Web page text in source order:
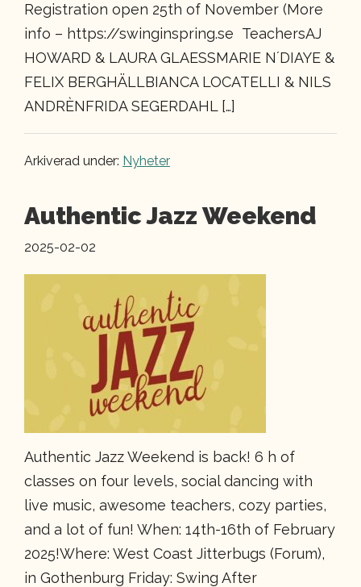
Registration open 25th of November (More
info – https://swinginspring.se TeachersAJ
HOWARD & LAURA GLAESSMARIE N´DIAYE &
FELIX BERGHÄLLBIANCA LOCATELLI & NILS
ANDRÈNFRIDA SEGERDAHL […]
Arkiverad under: Nyheter
Authentic Jazz Weekend
2025-02-02
Authentic Jazz Weekend is back! 6 h of
classes on four levels, social dancing with
live music, awesome teachers, cozy parties,
and a lot of fun! When: 14th-16th of February
2025!Where: West Coast Jitterbugs (Forum),
in Gothenburg Friday: Swing After